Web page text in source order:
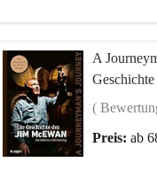
A
(
Preis: ab